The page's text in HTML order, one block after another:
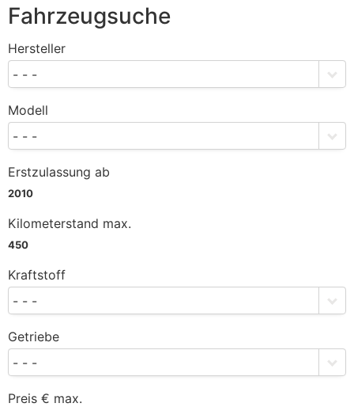
Fahrzeugsuche
Hersteller
- - -
Modell
- - -
Erstzulassung ab
2010
Kilometerstand max.
450
Kraftstoff
- - -
Getriebe
- - -
Preis € max.